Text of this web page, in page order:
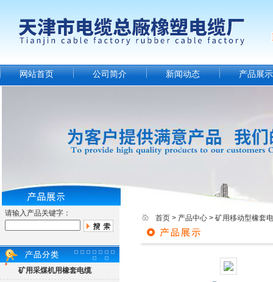
网站首页 公司简介 新闻动态 产品展示
请输入产品关键字：
矿用采煤机用橡套电缆
首页 > 产品中心 > 矿用移动型橡套